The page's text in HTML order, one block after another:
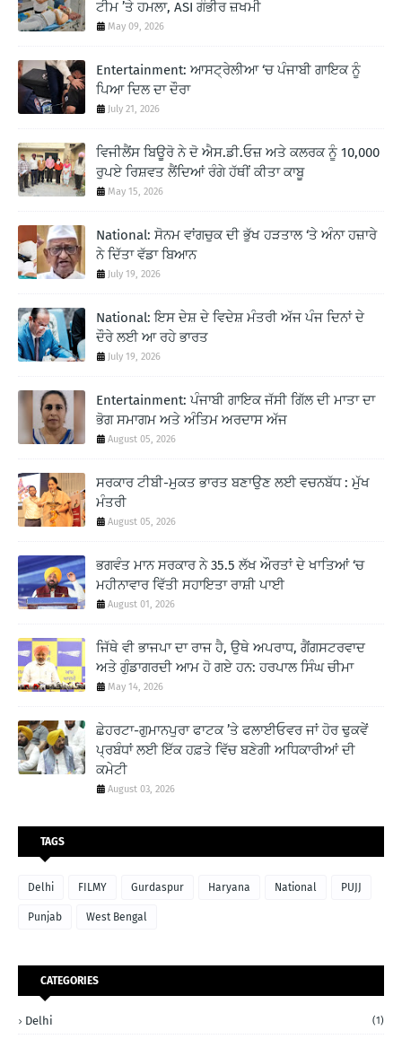
ਟੀਮ ’ਤੇ ਹਮਲਾ, ASI ਗੰਭੀਰ ਜ਼ਖਮੀ
May 09, 2026
Entertainment: ਆਸਟ੍ਰੇਲੀਆ ‘ਚ ਪੰਜਾਬੀ ਗਾਇਕ ਨੂੰ
ਪਿਆ ਦਿਲ ਦਾ ਦੌਰਾ
July 21, 2026
ਵਿਜੀਲੈਂਸ ਬਿਊਰੋ ਨੇ ਦੋ ਐਸ.ਡੀ.ਓਜ਼ ਅਤੇ ਕਲਰਕ ਨੂੰ 10,000
ਰੁਪਏ ਰਿਸ਼ਵਤ ਲੈਂਦਿਆਂ ਰੰਗੇ ਹੱਥੀਂ ਕੀਤਾ ਕਾਬੂ
May 15, 2026
National: ਸੋਨਮ ਵਾਂਗਚੁਕ ਦੀ ਭੁੱਖ ਹੜਤਾਲ ‘ਤੇ ਅੰਨਾ ਹਜ਼ਾਰੇ
ਨੇ ਦਿੱਤਾ ਵੱਡਾ ਬਿਆਨ
July 19, 2026
National: ਇਸ ਦੇਸ਼ ਦੇ ਵਿਦੇਸ਼ ਮੰਤਰੀ ਅੱਜ ਪੰਜ ਦਿਨਾਂ ਦੇ
ਦੌਰੇ ਲਈ ਆ ਰਹੇ ਭਾਰਤ
July 19, 2026
Entertainment: ਪੰਜਾਬੀ ਗਾਇਕ ਜੱਸੀ ਗਿੱਲ ਦੀ ਮਾਤਾ ਦਾ
ਭੋਗ ਸਮਾਗਮ ਅਤੇ ਅੰਤਿਮ ਅਰਦਾਸ ਅੱਜ
August 05, 2026
ਸਰਕਾਰ ਟੀਬੀ-ਮੁਕਤ ਭਾਰਤ ਬਣਾਉਣ ਲਈ ਵਚਨਬੱਧ : ਮੁੱਖ
ਮੰਤਰੀ
August 05, 2026
ਭਗਵੰਤ ਮਾਨ ਸਰਕਾਰ ਨੇ 35.5 ਲੱਖ ਔਰਤਾਂ ਦੇ ਖਾਤਿਆਂ ‘ਚ
ਮਹੀਨਾਵਾਰ ਵਿੱਤੀ ਸਹਾਇਤਾ ਰਾਸ਼ੀ ਪਾਈ
August 01, 2026
ਜਿੱਥੇ ਵੀ ਭਾਜਪਾ ਦਾ ਰਾਜ ਹੈ, ਉਥੇ ਅਪਰਾਧ, ਗੈਂਗਸਟਰਵਾਦ
ਅਤੇ ਗੁੰਡਾਗਰਦੀ ਆਮ ਹੋ ਗਏ ਹਨ: ਹਰਪਾਲ ਸਿੰਘ ਚੀਮਾ
May 14, 2026
ਛੇਹਰਟਾ-ਗੁਮਾਨਪੁਰਾ ਫਾਟਕ ’ਤੇ ਫਲਾਈਓਵਰ ਜਾਂ ਹੋਰ ਢੁਕਵੇਂ
ਪ੍ਰਬੰਧਾਂ ਲਈ ਇੱਕ ਹਫ਼ਤੇ ਵਿੱਚ ਬਣੇਗੀ ਅਧਿਕਾਰੀਆਂ ਦੀ
ਕਮੇਟੀ
August 03, 2026
TAGS
Delhi FILMY Gurdaspur Haryana National PUJJ
Punjab West Bengal
CATEGORIES
Delhi (1)